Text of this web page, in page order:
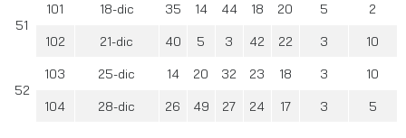
51
101 18-dic 35 14 44 18 20 5 2
102 21-dic 40 5 3 42 22 3 10
52
103 25-dic 14 20 32 23 18 3 10
104 28-dic 26 49 27 24 17 3 5